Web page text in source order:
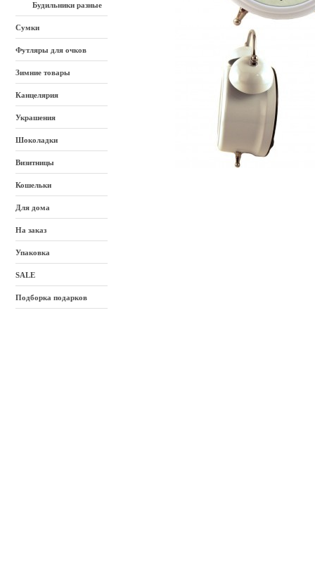
Будильники разные
Сумки
Футляры для очков
Зимние товары
Канцелярия
Украшения
Шоколадки
Визитницы
Кошельки
Для дома
На заказ
Упаковка
SALE
Подборка подарков